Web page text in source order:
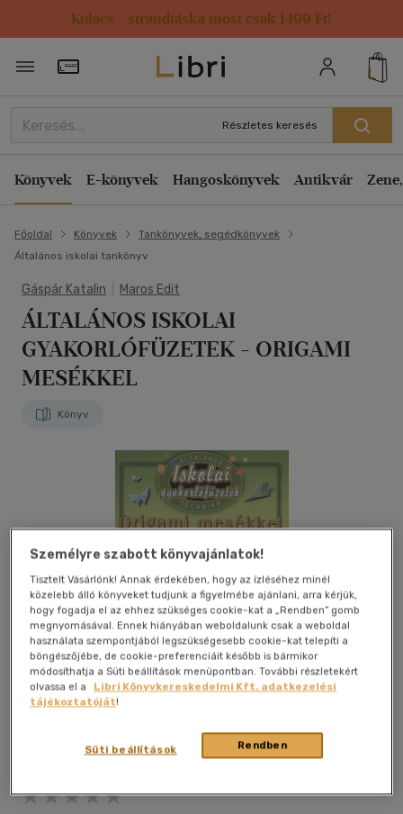
Kulacs / strandtáska most csak 1499 Ft!
Törzsvásárlói Kártya adatai
Részletes keresés
Könyvek E-könyvek Hangoskönyvek Antikvár
Főoldal Könyvek
Tankönyvek, segédkönyvek
Általános iskolai tankönyv
Gáspár Katalin Maros Edit
ÁLTALÁNOS ISKOLAI
GYAKORLÓFÜZETEK - ORIGAMI
MESÉKKEL
Könyv
Kívánságlistához adom Megosztom
Személyre szabott könyvajánlatok!
Tisztelt Vásárlónk! Annak érdekében, hogy az ízléséhez minél
közelebb álló könyveket tudjunk a figyelmébe ajánlani, arra kérjük,
hogy fogadja el az ehhez szükséges cookie-kat a „Rendben” gomb
megnyomásával. Ennek hiányában weboldalunk csak a weboldal
használata szempontjából legszükségesebb cookie-kat telepíti a
böngészőjébe, de cookie-preferenciáit később is bármikor
módosíthatja a Süti beállítások menüpontban. További részletekért
olvassa el a
Libri Könyvkereskedelmi Kft. adatkezelési
tájékoztatóját!
Rendben
Süti beállítások